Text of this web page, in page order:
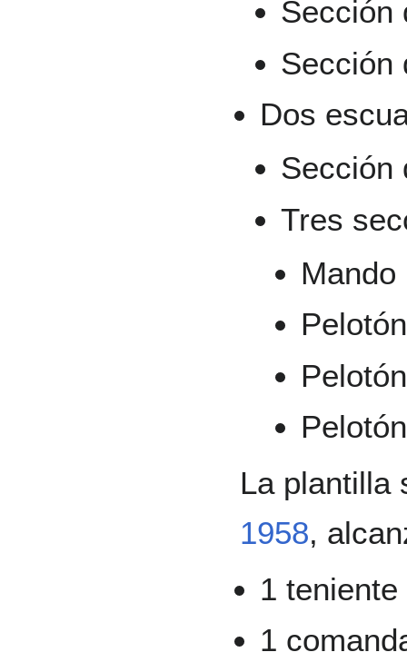
Sección
Sección
Dos
Sección
Tres
Mando
La plantilla
1958,
1
1